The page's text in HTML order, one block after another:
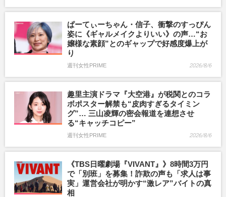
ぱーてぃーちゃん・信子、衝撃のすっぴん
姿に《ギャルメイクよりいい》の声…“お
嬢様な素顔”とのギャップで好感度爆上が
り
週刊女性PRIME 2026/8/6
趣里主演ドラマ『大空港』が税関とのコラ
ボポスター解禁も“皮肉すぎるタイミン
グ”… 三山凌輝の密会報道を連想させ
る“キャッチコピー”
週刊女性PRIME 2026/8/6
《TBS日曜劇場『VIVANT』》8時間3万円
で「別班」を募集！詐欺の声も「求人は事
実」運営会社が明かす“激レア”バイトの真
相